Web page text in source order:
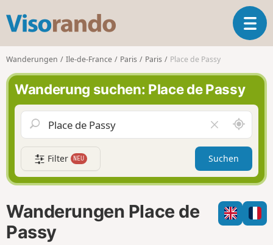
s
o
r
a
n
d
o
T
o
n
i
a
t
o
n
Wanderungen Ile-de-France Paris Paris Place de Passy
Wanderung suchen: Place de Passy
e
l
d
l
e
e
e
S
c
h
u
m
i
h
Filter NEU Suchen
Wanderungen Place de
Passy